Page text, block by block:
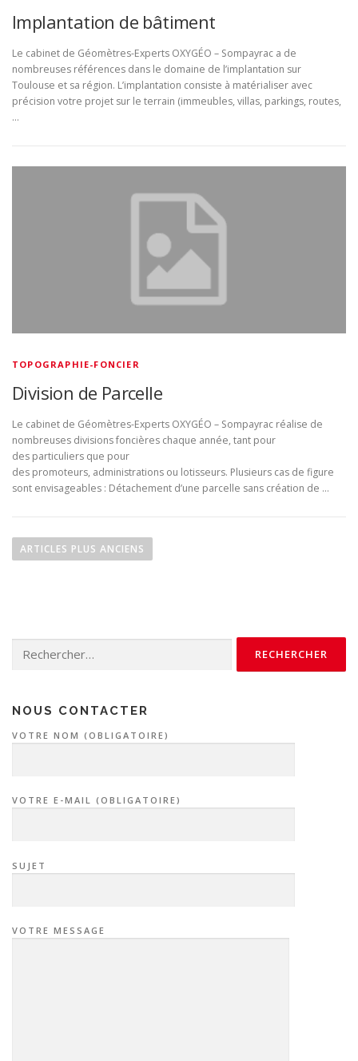
Implantation de bâtiment
Le cabinet de Géomètres-Experts OXYGÉO – Sompayrac a de
nombreuses références dans le domaine de l’implantation sur
Toulouse et sa région. L’implantation consiste à matérialiser avec
précision votre projet sur le terrain (immeubles, villas, parkings, routes,
…
TOPOGRAPHIE-FONCIER
Division de Parcelle
Le cabinet de Géomètres-Experts OXYGÉO – Sompayrac réalise de
nombreuses divisions foncières chaque année, tant pour
des particuliers que pour
des promoteurs, administrations ou lotisseurs. Plusieurs cas de figure
sont envisageables : Détachement d’une parcelle sans création de …
a
n
d
a
i
e
s
ARTICLES PLUS ANCIENS
NOUS CONTACTER
VOTRE NOM (OBLIGATOIRE)
VOTRE E-MAIL (OBLIGATOIRE)
SUJET
VOTRE MESSAGE